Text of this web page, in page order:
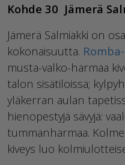
Kohde 30 Jämerä
Jämerä Salmiakki on
kokonaisuutta.
musta-valko-harmaa
talon sisätiloissa;
yläkerran aulan
hienopestyjä sävyjä:
tummanharmaa.
kiveys luo